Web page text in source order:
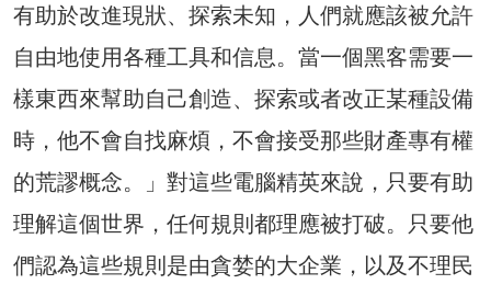
有助於改進現狀、探索未知，人們就應該被允許
自由地使用各種工具和信息。當一個黑客需要一
樣東西來幫助自己創造、探索或者改正某種設備
時，他不會自找麻煩，不會接受那些財產專有權
的荒謬概念。」對這些電腦精英來說，只要有助
理解這個世界，任何規則都理應被打破。只要他
們認為這些規則是由貪婪的大企業，以及不理民